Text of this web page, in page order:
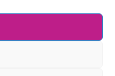
14 15
16